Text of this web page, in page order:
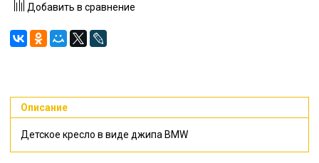
Добавить в сравнение
Описание
Детское кресло в виде джипа BMW